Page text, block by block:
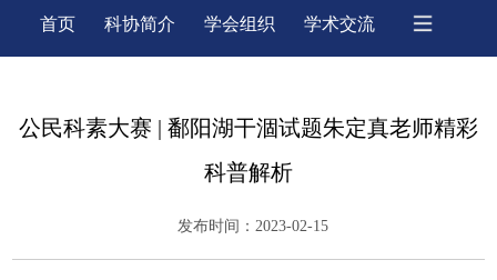
公民科素大赛 | 鄱阳湖干涸试题朱定真老师精彩
科普解析
发布时间：2023-02-15